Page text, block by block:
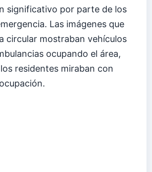
significativo por parte de los
Las imágenes que
circular mostraban vehículos
ocupando el área,
residentes miraban con